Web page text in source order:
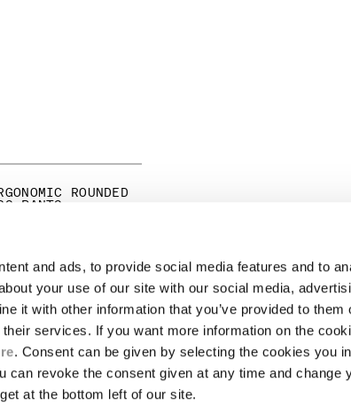
and ads, to provide social media features and to
your use of our site with our social media,
it with other information that you’ve provided to them
services. If you want more information on the
. Consent can be given by selecting the cookies you
can revoke the consent given at any time and change
at the bottom left of our site.
ROUNDED
PANTS
JURIDIQUE
LIVRAISON
CONDITIONS GÉNÉRALES DE VENTE
RETOURS
PAIEMENT ET SÉCURITÉ
CONDITIONS GÉNÉRALES D'UTILISATION